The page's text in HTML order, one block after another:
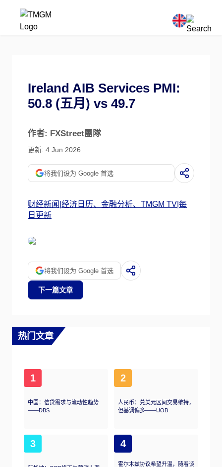
Ireland AIB Services PMI:
50.8 (五月) vs 49.7
作者: FXStreet團隊
更新: 4 Jun 2026
将我们设为 Google 首选
财经新闻|经济日历、金融分析、TMGM TV|每
日更新
将我们设为 Google 首选
下一篇文章
热门文章
1
中国：信贷需求与流动性趋势
——DBS
2
人民币：兑美元区间交易维持，
但基调偏多——UOB
3 4
霍尔木兹协议希望升温，随着谈